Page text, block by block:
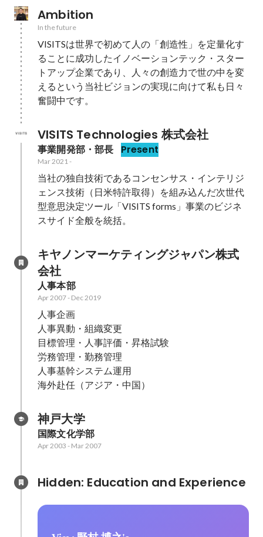
Ambition
In the future
VISITSは世界で初めて人の「創造性」を定量化す
ることに成功したイノベーションテック・スター
トアップ企業であり、人々の創造力で世の中を変
えるという当社ビジョンの実現に向けて私も日々
奮闘中です。
VISITS Technologies 株式会社
事業開発部・部長 Present
Mar 2021-
当社の独自技術であるコンセンサス・インテリジ
ェンス技術（日米特許取得）を組み込んだ次世代
型意思決定ツール「VISITS forms」事業のビジネ
スサイド全般を統括。
キヤノンマーケティングジャパン株式
会社
人事本部
Apr 2007- Dec 2019
人事企画
人事異動・組織変更
目標管理・人事評価・昇格試験
労務管理・勤務管理
人事基幹システム運用
海外赴任（アジア・中国）
神戸大学
国際文化学部
Apr 2003 - Mar 2007